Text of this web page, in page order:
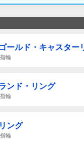
ールド・キャスター
輪
ンド・リング
輪
ング
輪